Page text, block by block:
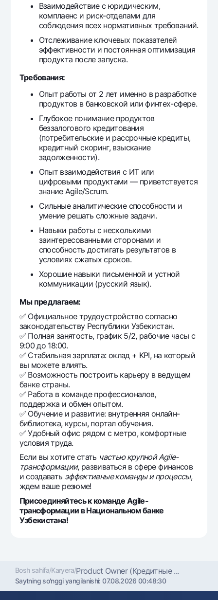
Взаимодействие с юридическим,
комплаенс и риск-отделами для
соблюдения всех нормативных требований.
Отслеживание ключевых показателей
эффективности и постоянная оптимизация
продукта после запуска.
Требования:
Опыт работы от 2 лет именно в разработке
продуктов в банковской или финтех-сфере.
Глубокое понимание продуктов
беззалогового кредитования
(потребительские и рассрочные кредиты,
кредитный скоринг, взыскание
задолженности).
Опыт взаимодействия с ИТ или
цифровыми продуктами — приветствуется
знание Agile/Scrum.
Сильные аналитические способности и
умение решать сложные задачи.
Навыки работы с несколькими
заинтересованными сторонами и
способность достигать результатов в
условиях сжатых сроков.
Хорошие навыки письменной и устной
коммуникации (русский язык).
Мы предлагаем:
✅ Официальное трудоустройство согласно
законодательству Республики Узбекистан.
✅ Полная занятость, график 5/2, рабочие часы с
9:00 до 18:00.
✅ Стабильная зарплата: оклад + KPI, на который
вы можете влиять.
✅ Возможность построить карьеру в ведущем
банке страны.
✅ Работа в команде профессионалов,
поддержка и обмен опытом.
✅ Обучение и развитие: внутренняя онлайн-
библиотека, курсы, портал обучения.
✅ Удобный офис рядом с метро, комфортные
условия труда.
Если вы хотите стать частью крупной Agile-
трансформации, развиваться в сфере финансов
и создавать эффективные команды и процессы,
ждем ваше резюме!
Присоединяйтесь к команде Agile-
трансформации в Национальном банке
Узбекистана!
Bosh sahifa/Karyera/Product Owner (Кредитные ...
Saytning so'nggi yangilanishi:07.08.2026 00:48:30